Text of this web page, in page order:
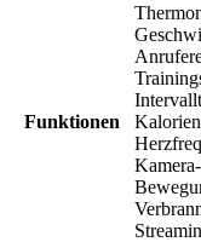
Funktionen